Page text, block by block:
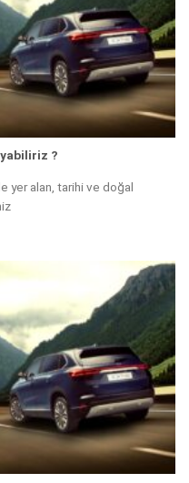
?
yer alan, tarihi ve doğal